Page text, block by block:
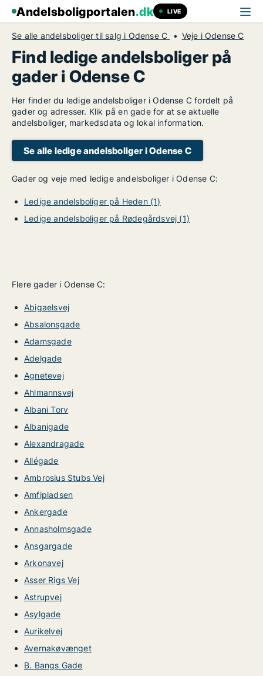
Andelsboligportalen.dk LIVE
Se alle andelsboliger til salg i Odense C Veje i Odense C
Find ledige andelsboliger på
gader i Odense C
Her finder du ledige andelsboliger i Odense C fordelt på
gader og adresser. Klik på en gade for at se aktuelle
andelsboliger, markedsdata og lokal information.
Se alle ledige andelsboliger i Odense C
Gader og veje med ledige andelsboliger i Odense C:
Ledige andelsboliger på Heden (1)
Ledige andelsboliger på Rødegårdsvej (1)
Flere gader i Odense C:
Abigaelsvej
Absalonsgade
Adamsgade
Adelgade
Agnetevej
Ahlmannsvej
Albani Torv
Albanigade
Alexandragade
Allégade
Ambrosius Stubs Vej
Amfipladsen
Ankergade
Annasholmsgade
Ansgargade
Arkonavej
Asser Rigs Vej
Astrupvej
Asylgade
Aurikelvej
Avernakøvænget
B. Bangs Gade